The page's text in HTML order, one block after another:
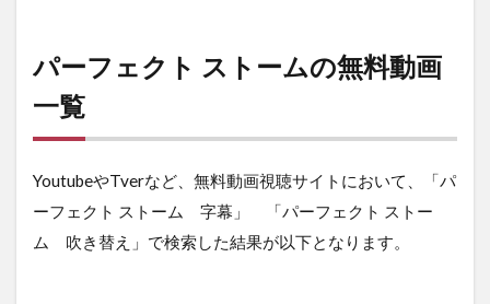
パーフェクト ストームの無料動画
一覧
YoutubeやTverなど、無料動画視聴サイトにおいて、「パ
ーフェクト ストーム 字幕」 「パーフェクト ストー
ム 吹き替え」で検索した結果が以下となります。